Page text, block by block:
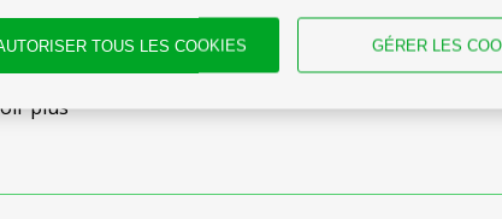
TOUS LES COOKIES GÉRER LES
certaines propriétés sont parfaites pour les
plus grands avec plusieurs chambres, idéaux pour
de longs séjours ensemble.
plus